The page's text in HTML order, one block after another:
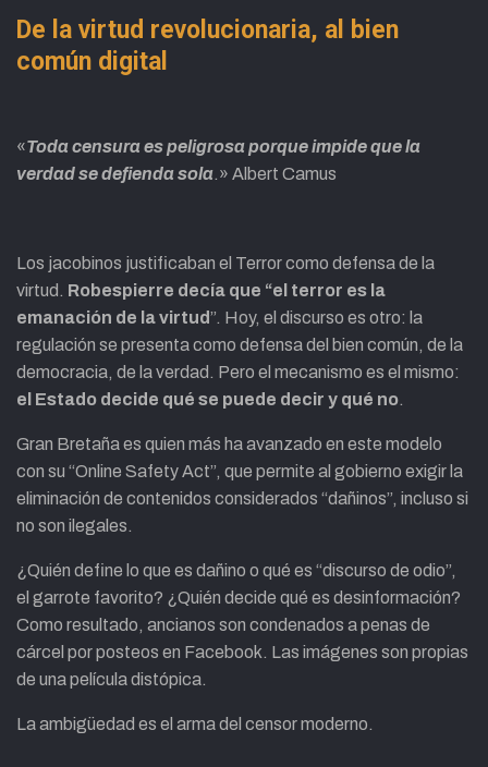
De la virtud revolucionaria, al bien
común digital
«Toda censura es peligrosa porque impide que la
verdad se defienda sola.» Albert Camus
Los jacobinos justificaban el Terror como defensa de la
virtud. Robespierre decía que “el terror es la
emanación de la virtud”. Hoy, el discurso es otro: la
regulación se presenta como defensa del bien común, de la
democracia, de la verdad. Pero el mecanismo es el mismo:
el Estado decide qué se puede decir y qué no.
Gran Bretaña es quien más ha avanzado en este modelo
con su “Online Safety Act”, que permite al gobierno exigir la
eliminación de contenidos considerados “dañinos”, incluso si
no son ilegales.
¿Quién define lo que es dañino o qué es “discurso de odio”,
el garrote favorito? ¿Quién decide qué es desinformación?
Como resultado, ancianos son condenados a penas de
cárcel por posteos en Facebook. Las imágenes son propias
de una película distópica.
La ambigüedad es el arma del censor moderno.